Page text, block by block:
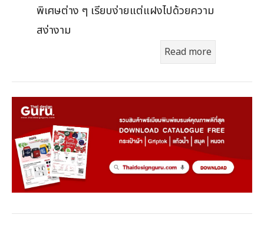
พิเศษต่าง ๆ เรียบง่ายแต่แฝงไปด้วยความ
สง่างาม
Read more